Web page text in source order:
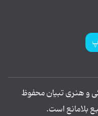
و هنری تبیان محفوظ
بلامانع است.